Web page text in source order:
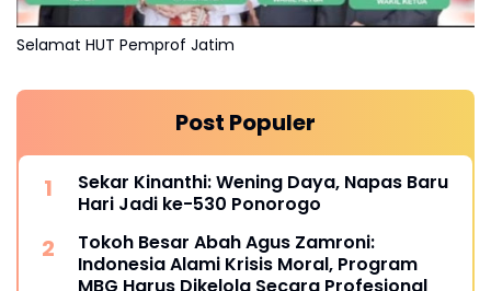
Selamat HUT Pemprof Jatim
Post Populer
Sekar Kinanthi: Wening Daya, Napas Baru
Hari Jadi ke-530 Ponorogo
Tokoh Besar Abah Agus Zamroni:
Indonesia Alami Krisis Moral, Program